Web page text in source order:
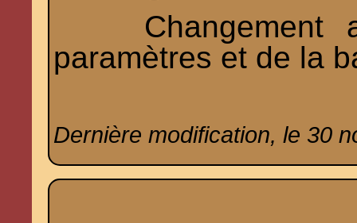
Changement
paramètres et de la
Dernière modification, le 30